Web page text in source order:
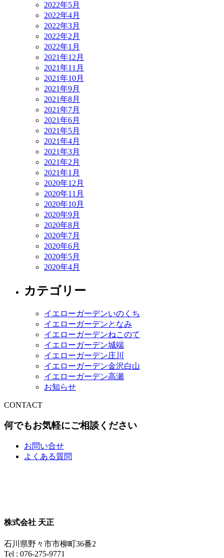
2022年5月
2022年4月
2022年3月
2022年2月
2022年1月
2021年12月
2021年11月
2021年10月
2021年9月
2021年8月
2021年7月
2021年6月
2021年5月
2021年4月
2021年3月
2021年2月
2021年1月
2020年12月
2020年11月
2020年10月
2020年9月
2020年8月
2020年7月
2020年6月
2020年5月
2020年4月
カテゴリー
イエローガーデンいのくち
イエローガーデンとなみ
イエローガーデンねこのて
イエローガーデン城端
イエローガーデン庄川
イエローガーデン金沢白山
イエローガーデン高瀬
お知らせ
CONTACT
何でもお気軽にご相談ください
お問い合せ
よくある質問
株式会社 天正
石川県野々市市柳町36番2
Tel : 076-275-9771